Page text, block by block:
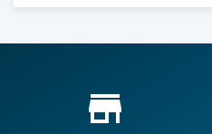
Proč nakupovat u nás?
store_mall_directory